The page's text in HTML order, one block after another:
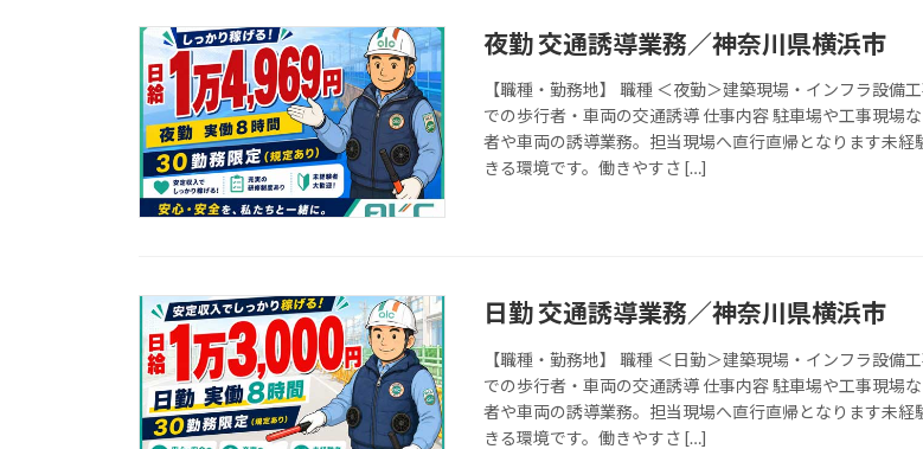
夜勤 交通誘導業務／神奈川県横浜市
【職種・勤務地】 職種 ＜夜勤＞建築現場・インフラ設備
での歩行者・車両の交通誘導 仕事内容 駐車場や工事現場
者や車両の誘導業務。担当現場へ直行直帰となります未経
きる環境です。働きやすさ […]
日勤 交通誘導業務／神奈川県横浜市
【職種・勤務地】 職種 ＜日勤＞建築現場・インフラ設備
での歩行者・車両の交通誘導 仕事内容 駐車場や工事現場
者や車両の誘導業務。担当現場へ直行直帰となります未経
きる環境です。働きやすさ […]